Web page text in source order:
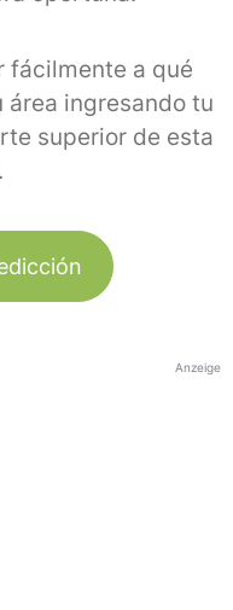
fácilmente a qué
área ingresando tu
superior de esta
Anzeige